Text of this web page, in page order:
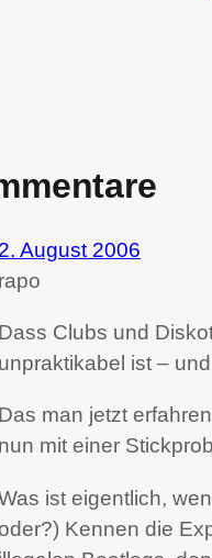
2. August 2006
rapo
Dass Clubs und
unpraktikabel ist –
Das man jetzt
nun mit einer
ist eigentlich,
Kennen die